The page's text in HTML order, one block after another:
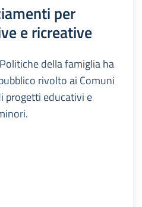
per
e ricreative
della famiglia ha
rivolto ai Comuni
progetti educativi e